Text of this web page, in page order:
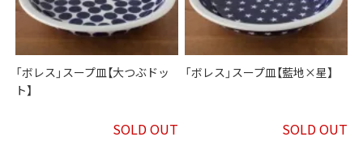
「ボレス」スープ皿【大つぶドッ
ト】
SOLD OUT
「ボレス」スープ皿【藍地×星】
SOLD OUT